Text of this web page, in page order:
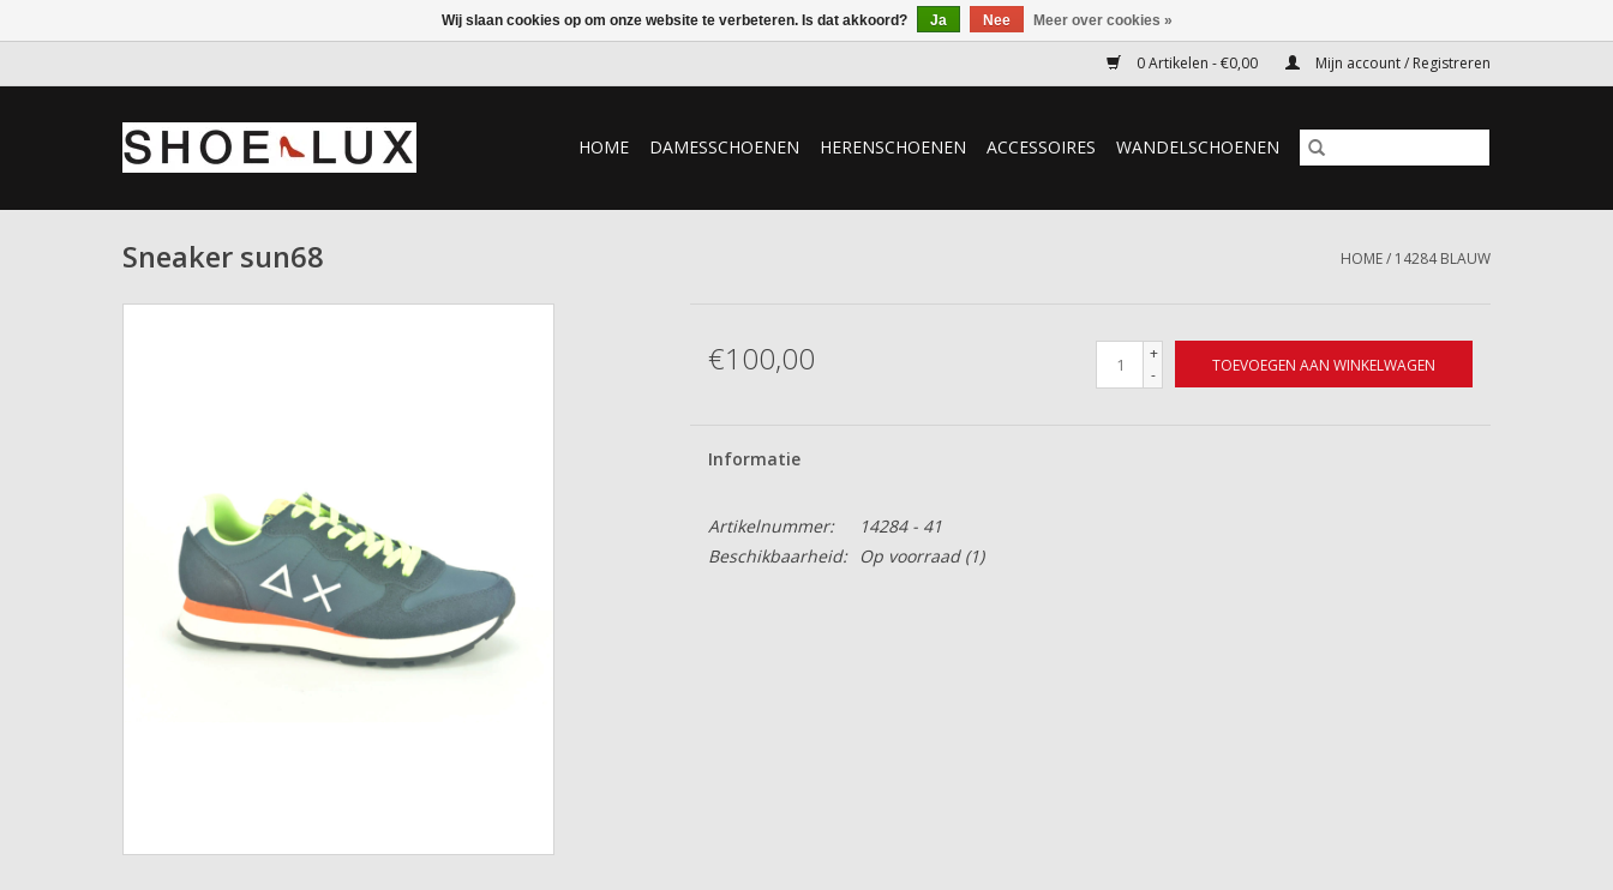
0 Artikelen - €0,00 Mijn account / Registreren
HOME DAMESSCHOENEN HERENSCHOENEN ACCESSOIRES WANDELSCHOENEN
Sneaker sun68 HOME/ 14284 BLAUW
€100,00
+
-
TOEVOEGEN AAN WINKELWAGEN
Informatie
Artikelnummer:
14284 - 41
Beschikbaarheid:
Op voorraad(1)
Wij slaan cookies op om onze website te verbeteren. Is dat akkoord? Ja Nee Meer over cookies »